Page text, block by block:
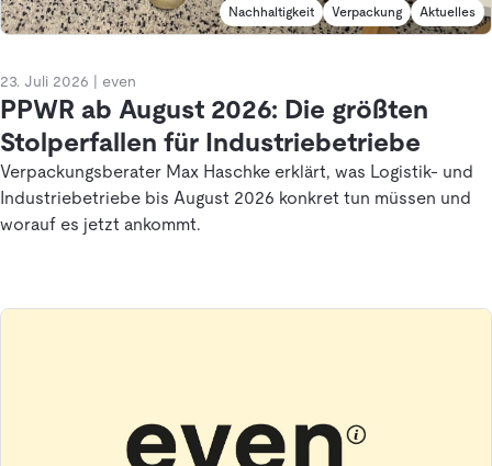
Nachhaltigkeit Verpackung Aktuelles
23. Juli 2026 even
PPWR ab August 2026: Die größten
Stolperfallen für Industriebetriebe
Verpackungsberater Max Haschke erklärt, was Logistik- und
Industriebetriebe bis August 2026 konkret tun müssen und
worauf es jetzt ankommt.